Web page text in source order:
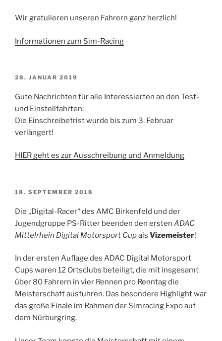
Wir gratulieren unseren Fahrern ganz herzlich!
Informationen zum Sim-Racing
VERÖFFENTLICHT
28. JANUAR 2019
Gute Nachrichten für alle Interessierten an den Test-
und Einstellfahrten:
Die Einschreibefrist wurde bis zum 3. Februar
verlängert!
HIER geht es zur Ausschreibung und Anmeldung
VERÖFFENTLICHT
18. SEPTEMBER 2018
Die „Digital-Racer“ des AMC Birkenfeld und der
Jugendgruppe PS-Ritter beenden den ersten ADAC
Mittelrhein Digital Motorsport Cupals Vizemeister!
In der ersten Auflage des ADAC Digital Motorsport
Cups waren 12 Ortsclubs beteiligt, die mit insgesamt
über 80 Fahrern in vier Rennen pro Renntag die
Meisterschaft ausfuhren. Das besondere Highlight war
das große Finale im Rahmen der Simracing Expo auf
dem Nürburgring.